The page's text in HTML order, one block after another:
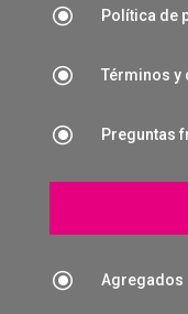
\ Política de
\ Términos y
\ Preguntas
\ Agregados